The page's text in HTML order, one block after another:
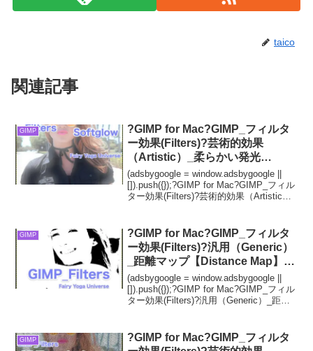
taico
関連記事
GIMP
?GIMP for Mac?GIMP_フィルタ
ー効果(Filters)?芸術的効果
（Artistic）_柔らかい発光
【Softglow】続続篇Glow
radius【発光半径】①?
(adsbygoogle = window.adsbygoogle ||
[]).push({});?GIMP for Mac?GIMP_フィル
ター効果(Filters)?芸術的効果（Artistic）_
GIMP
?GIMP for Mac?GIMP_フィルタ
ー効果(Filters)?汎用（Generic）
_距離マップ【Distance Map】続
**6篇⬛ Normalize【正規化】
(adsbygoogle = window.adsbygoogle ||
[]).push({});?GIMP for Mac?GIMP_フィル
ター効果(Filters)?汎用（Generic）_距離
GIMP
?GIMP for Mac?GIMP_フィルタ